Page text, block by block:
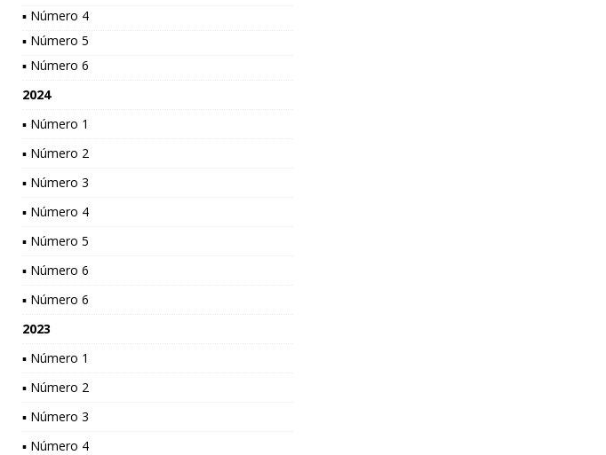
▪ Número 4
▪ Número 5
▪ Número 6
2024
▪ Número 1
▪ Número 2
▪ Número 3
▪ Número 4
▪ Número 5
▪ Número 6
▪ Número 6
2023
▪ Número 1
▪ Número 2
▪ Número 3
▪ Número 4